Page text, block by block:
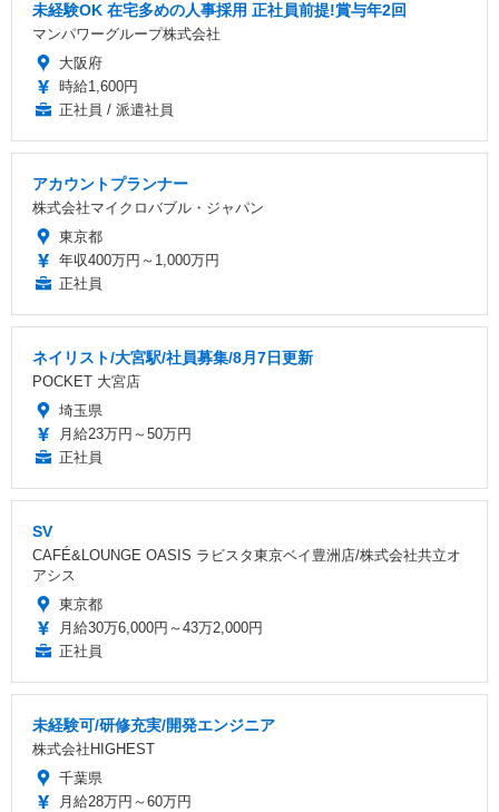
未経験OK 在宅多めの人事採用 正社員前提!賞与年2回
マンパワーグループ株式会社
大阪府
時給1,600円
正社員 / 派遣社員
アカウントプランナー
株式会社マイクロバブル・ジャパン
東京都
年収400万円～1,000万円
正社員
ネイリスト/大宮駅/社員募集/8月7日更新
POCKET 大宮店
埼玉県
月給23万円～50万円
正社員
SV
CAFÉ&LOUNGE OASIS ラビスタ東京ベイ豊洲店/株式会社共立オ
アシス
東京都
月給30万6,000円～43万2,000円
正社員
未経験可/研修充実/開発エンジニア
株式会社HIGHEST
千葉県
月給28万円～60万円